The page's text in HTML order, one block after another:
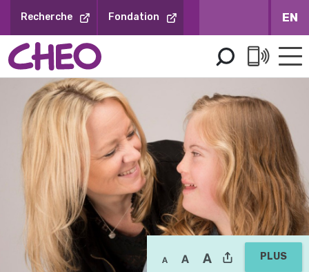
contenu
Recherche Fondation EN
PLUS